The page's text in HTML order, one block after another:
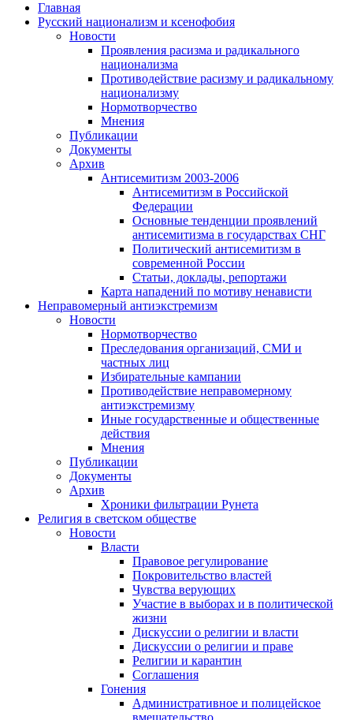
Главная
Русский национализм и ксенофобия
Новости
Проявления расизма и радикального
национализма
Противодействие расизму и радикальному
национализму
Нормотворчество
Мнения
Публикации
Документы
Архив
Антисемитизм 2003-2006
Антисемитизм в Российской
Федерации
Основные тенденции проявлений
антисемитизма в государствах СНГ
Политический антисемитизм в
современной России
Статьи, доклады, репортажи
Карта нападений по мотиву ненависти
Неправомерный антиэкстремизм
Новости
Нормотворчество
Преследования организаций, СМИ и
частных лиц
Избирательные кампании
Противодействие неправомерному
антиэкстремизму
Иные государственные и общественные
действия
Мнения
Публикации
Документы
Архив
Хроники фильтрации Рунета
Религия в светском обществе
Новости
Власти
Правовое регулирование
Покровительство властей
Чувства верующих
Участие в выборах и в политической
жизни
Дискуссии о религии и власти
Дискуссии о религии и праве
Религии и карантин
Соглашения
Гонения
Административное и полицейское